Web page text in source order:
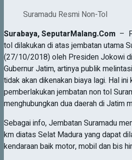
Suramadu Resmi Non-Tol
Surabaya,SeputarMalang.Com –
tol dilakukan di atas jembatan utama
(27/10/2018) oleh Presiden Jokowi
Gubernur Jatim, artinya publik
tidak akan dikenakan biaya lagi. Hal
pemberlakukan jembatan non tol
menghubungkan dua daerah di Jatim
Sebagai info, Jembatan Suramadu
km diatas Selat Madura yang dapat
kendaraan baik motor, mobil dan bis